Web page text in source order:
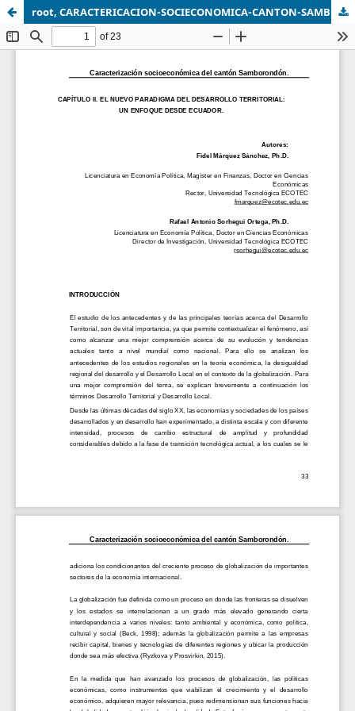
root, CARACTERICACION-SOCIECONOMICA-CANTON-SAMBORONDON - 2.pdf